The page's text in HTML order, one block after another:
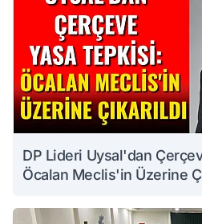
DP Lideri Uysal'dan
Öcalan Meclis'in Üzerine